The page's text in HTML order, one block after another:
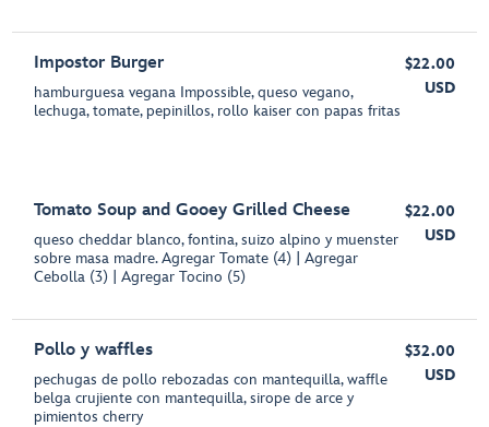
Impostor Burger
hamburguesa vegana Impossible, queso vegano,
lechuga, tomate, pepinillos, rollo kaiser con papas fritas
$22.00
USD
Tomato Soup and Gooey Grilled Cheese
queso cheddar blanco, fontina, suizo alpino y muenster
sobre masa madre. Agregar Tomate (4) | Agregar
Cebolla (3) | Agregar Tocino (5)
$22.00
USD
Pollo y waffles
pechugas de pollo rebozadas con mantequilla, waffle
belga crujiente con mantequilla, sirope de arce y
pimientos cherry
$32.00
USD